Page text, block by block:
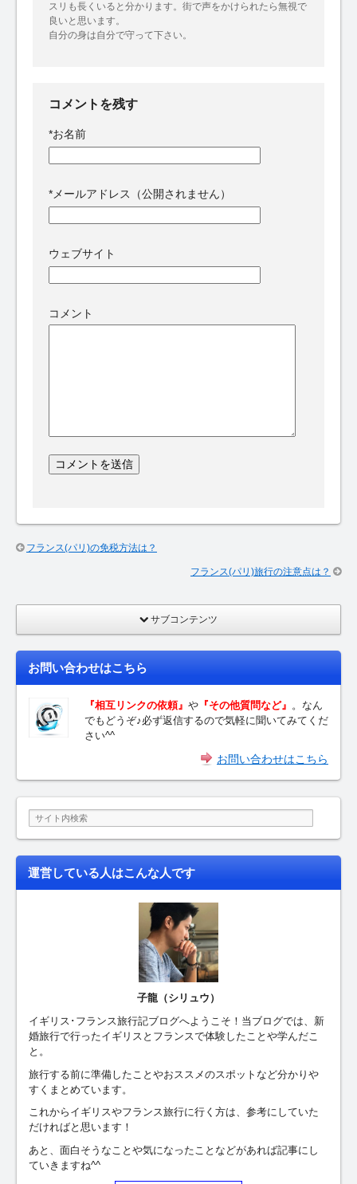
スリも長くいると分かります。街で声をかけられたら無視で
良いと思います。
自分の身は自分で守って下さい。
コメントを残す
*お名前
* メールアドレス（公開されません）
ウェブサイト
コメント
フランス(パリ)の免税方法は？
フランス(パリ)旅行の注意点は？
サブコンテンツ
お問い合わせはこちら
『相互リンクの依頼』 や 『その他質問など』 。なん
でもどうぞ♪必ず返信するので気軽に聞いてみてくだ
さい^^
お問い合わせはこちら
運営している人はこんな人です
子龍（シリュウ）
イギリス･フランス旅行記ブログへようこそ！当ブログでは、新
婚旅行で行ったイギリスとフランスで体験したことや学んだこ
と。
旅行する前に準備したことやおススメのスポットなど分かりや
すくまとめています。
これからイギリスやフランス旅行に行く方は、参考にしていた
だければと思います！
あと、面白そうなことや気になったことなどがあれば記事にし
ていきますね^^